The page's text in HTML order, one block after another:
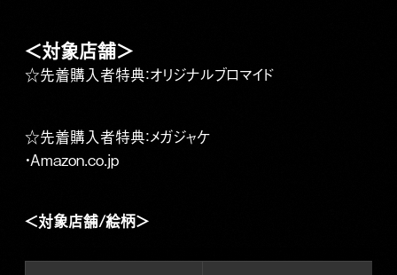
＜対象店舗＞
☆先着購入者特典：オリジナルブロマイド
☆先着購入者特典：メガジャケ
・Amazon.co.jp
＜対象店舗/絵柄＞